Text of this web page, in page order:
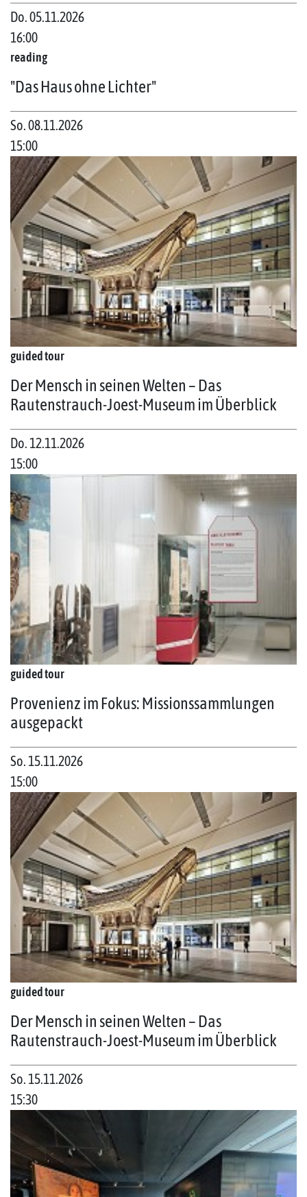
Do. 05.11.2026
16:00
reading
"Das Haus ohne Lichter"
So. 08.11.2026
15:00
guided tour
Der Mensch in seinen Welten – Das
Rautenstrauch-Joest-Museum im Überblick
Do. 12.11.2026
15:00
guided tour
Provenienz im Fokus: Missionssammlungen
ausgepackt
So. 15.11.2026
15:00
guided tour
Der Mensch in seinen Welten – Das
Rautenstrauch-Joest-Museum im Überblick
So. 15.11.2026
15:30